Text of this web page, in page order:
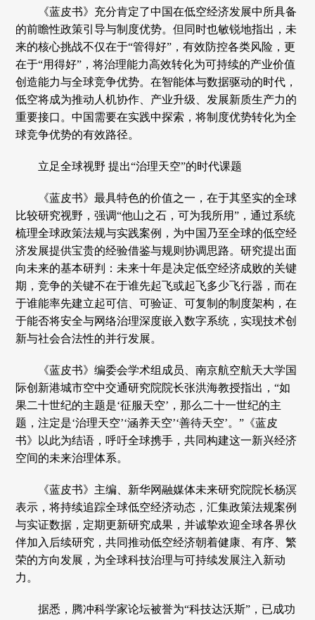
《蓝皮书》充分肯定了中国在低空经济发展中所具备
的前瞻性政策引导与制度优势。但同时也敏锐地指出，未
来的核心挑战不仅在于“管得好”，有效防控各类风险，更
在于“用得好”，将治理能力高效转化为可持续的产业价值
创造能力与全球竞争优势。在智能体与数据驱动的时代，
低空将成为推动人机协作、产业升级、发展新质生产力的
重要接口。中国需要在实践中探索，将制度优势转化为全
球竞争优势的有效路径。
立足全球视野 提出“治理天空”的时代课题
《蓝皮书》最具特色的价值之一，在于其坚实的全球
比较研究视野，强调“他山之石，可为我所用”，通过系统
梳理全球政策法规与实践案例，为中国乃至全球的低空经
济发展提供宝贵的经验借鉴与规则协调思路。研究提出面
向未来的基本研判：未来十年是决定低空经济成败的关键
期，竞争的关键不在于谁先起飞或起飞多少飞行器，而在
于谁能率先建立起可信、可验证、可复制的制度架构，在
于能否将安全与网络治理深度嵌入数字系统，实现技术创
新与社会合法性的并行发展。
《蓝皮书》编委会学术组成员、南京航空航天大学国
际创新港城市空中交通研究院院长张洪海教授指出，“如
果二十世纪的主题是‘征服天空’，那么二十一世纪的主
题，注定是‘治理天空’‘涵养天空’‘善待天空’。”《蓝皮
书》以此为结语，呼吁全球携手，共同构建这一新兴经济
空间的未来治理体系。
《蓝皮书》主编、新华网融媒体未来研究院院长杨溟
表示，将持续追踪全球低空经济动态，汇集政策法规案例
与实证数据，定期更新研究成果，并诚挚欢迎全球各界伙
伴加入后续研究，共同推动低空经济朝着健康、有序、繁
荣的方向发展，为全球科技治理与可持续发展注入新动
力。
据悉，腾冲科学家论坛被誉为“科技达沃斯”，已成功